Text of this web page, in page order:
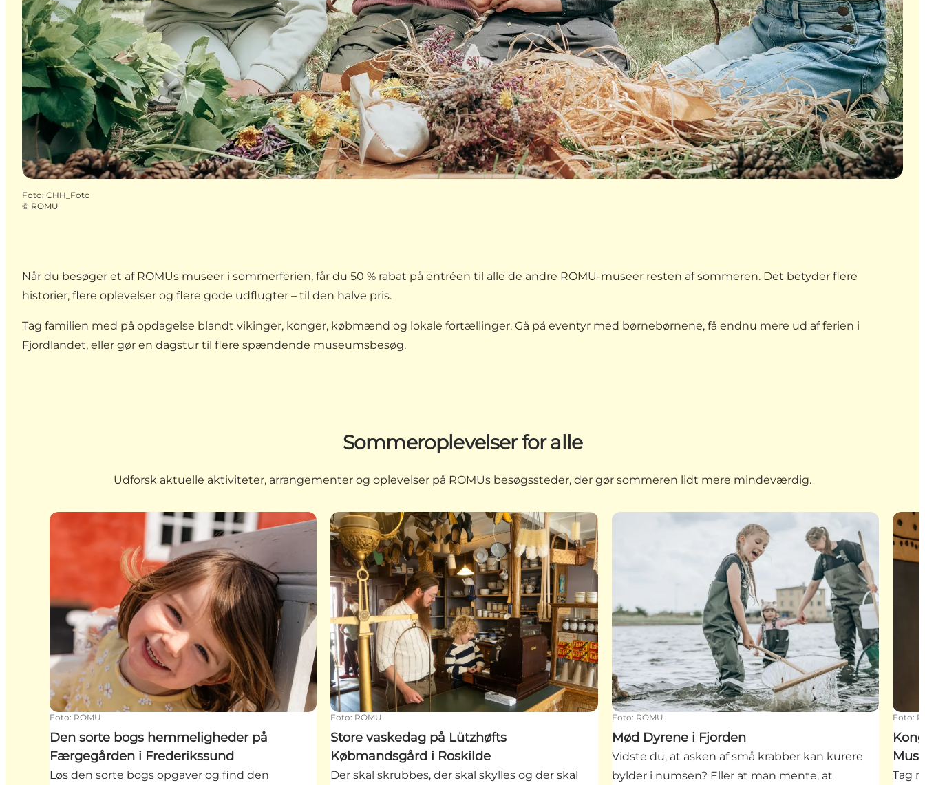
Foto: CHH_Foto
© ROMU
Når du besøger et af ROMUs museer i sommerferien, får du 50 % rabat på entréen til alle de andre ROMU-museer resten af sommeren. Det betyder flere
historier, flere oplevelser og flere gode udflugter – til den halve pris.
Tag familien med på opdagelse blandt vikinger, konger, købmænd og lokale fortællinger. Gå på eventyr med børnebørnene, få endnu mere ud af ferien i
Fjordlandet, eller gør en dagstur til flere spændende museumsbesøg.
Sommeroplevelser for alle
Udforsk aktuelle aktiviteter, arrangementer og oplevelser på ROMUs besøgssteder, der gør sommeren lidt mere mindeværdig.
Den sorte bogs hemmeligheder på Færgegården i Frederikssund
Foto: ROMU
Den sorte bogs hemmeligheder på
Færgegården i Frederikssund
Løs den sorte bogs opgaver og find den
Store vaskedag på Lützhøfts Købmandsgård i Roskilde
Foto: ROMU
Store vaskedag på Lützhøfts
Købmandsgård i Roskilde
Der skal skrubbes, der skal skylles og der skal
Mød Dyrene i Fjorden
Foto: ROMU
Mød Dyrene i Fjorden
Vidste du, at asken af små krabber kan kurere
bylder i numsen? Eller at man mente, at
Foto:
Tag